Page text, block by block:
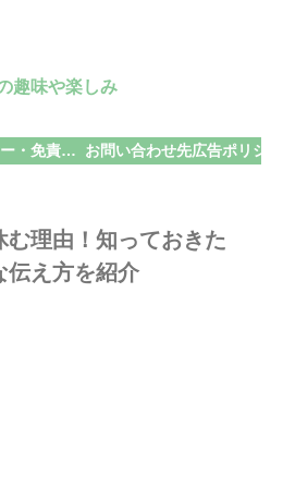
趣味や楽しみ
プライバシーポリシー・免責事項 お問い合わせ先広告ポリシー
む理由！知っておきた
伝え方を紹介